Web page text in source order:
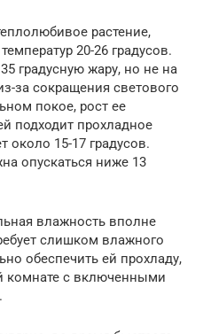
растение,
20-26 градусов.
градусную жару, но не на
за сокращения светового
покое, рост ее
подходит прохладное
около 15-17 градусов.
опускаться ниже 13
влажность вполне
слишком влажного
обеспечить ей прохладу,
комнате с включенными